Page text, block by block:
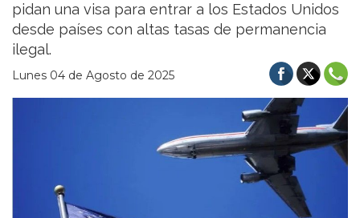
pidan una visa para entrar a los Estados Unidos
desde países con altas tasas de permanencia
ilegal.
Lunes 04 de Agosto de 2025